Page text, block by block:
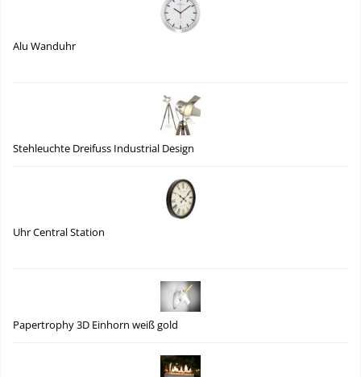
Alu Wanduhr
Stehleuchte Dreifuss Industrial Design
Uhr Central Station
Papertrophy 3D Einhorn weiß gold